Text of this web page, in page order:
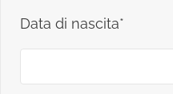
Data di nascita*